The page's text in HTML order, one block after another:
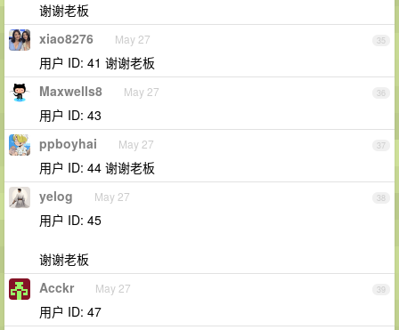
谢谢老板
35
xiao8276 May 27
用户 ID: 41 谢谢老板
36
Maxwells8 May 27
用户 ID: 43
37
ppboyhai May 27
用户 ID: 44 谢谢老板
38
yelog May 27
用户 ID: 45
谢谢老板
39
Acckr May 27
用户 ID: 47